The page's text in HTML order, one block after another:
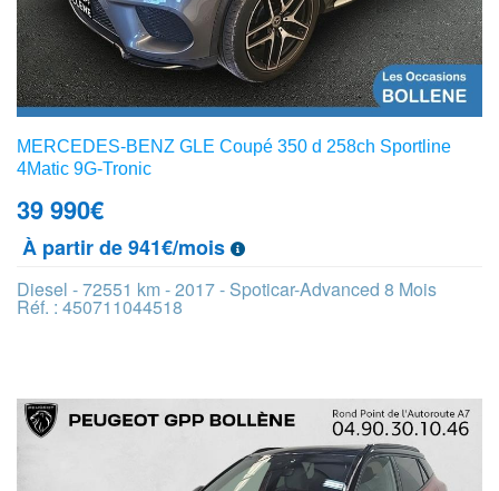
MERCEDES-BENZ GLE Coupé 350 d 258ch Sportline
4Matic 9G-Tronic
39 990€
À partir de 941€/mois
Diesel - 72551 km - 2017 - Spoticar-Advanced 8 Mois
Réf. : 450711044518